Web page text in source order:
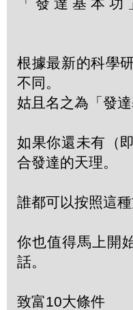
根據最新的科學
不同。
姑且名之為「發達
如果你還未有（
合發達的天理。
誰都可以按照這
你也值得馬上開
話。
致富10大條